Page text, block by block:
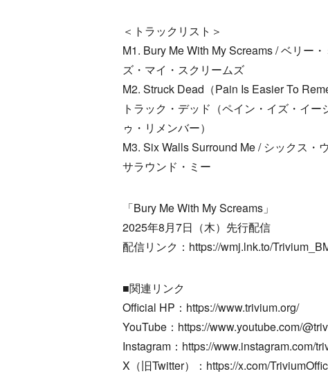
＜トラックリスト＞
M1. Bury Me With My Screams / ベリー
ズ・マイ・スクリームズ
M2. Struck Dead（Pain Is Easier To
トラック・デッド（ペイン・イズ・イー
ゥ・リメンバー）
M3. Six Walls Surround Me / シックス・
サラウンド・ミー
「Bury Me With My Screams」
2025年8月7日（木）先行配信
配信リンク：https://wmj.lnk.to/
■関連リンク
Official HP：https://www.trivium.org/
YouTube：https://www.youtube.com/
Instagram：https://www.instagram.com/
X（旧Twitter）：https://x.com/